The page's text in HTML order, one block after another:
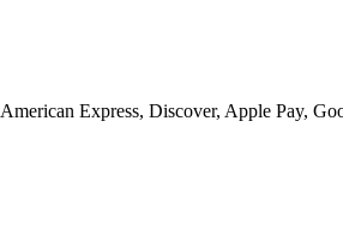
Express, Discover, Apple Pay,